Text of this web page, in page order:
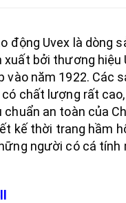
động Uvex là dòng
bởi thương hiệu
vào năm 1922. Các
có chất lượng rất
an toàn của
kế thời trang hầm
người có cá tính